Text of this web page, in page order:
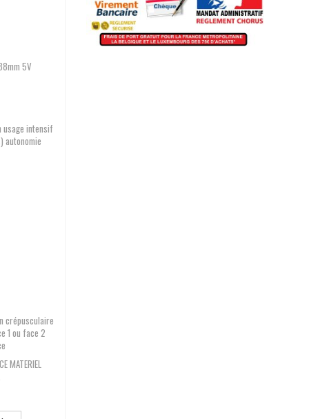
5V
usage intensif
autonomie
crépusculaire
1 ou face 2
MATERIEL